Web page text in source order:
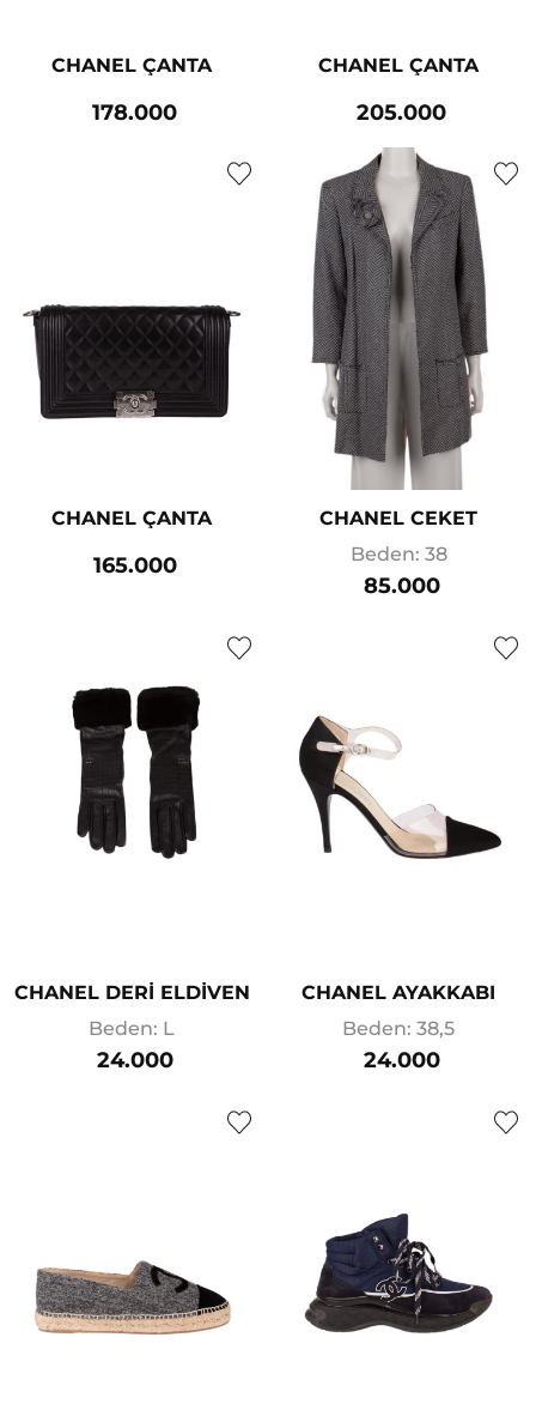
CHANEL ÇANTA
178.000
CHANEL ÇANTA
205.000
CHANEL ÇANTA
165.000
CHANEL CEKET
Beden: 38
85.000
CHANEL DERİ ELDİVEN
Beden: L
24.000
CHANEL AYAKKABI
Beden: 38,5
24.000